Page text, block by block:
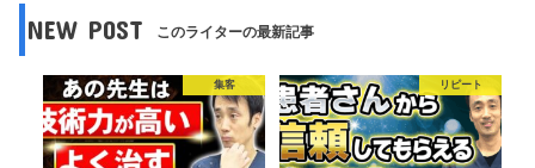
NEW POST このライターの最新記事
集客 リピート